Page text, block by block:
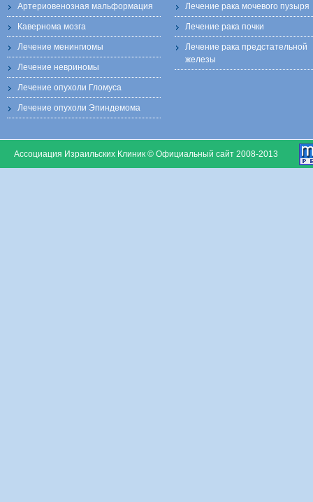
Артериовенозная мальформация
Кавернома мозга
Лечение менингиомы
Лечение невриномы
Лечение опухоли Гломуса
Лечение опухоли Эпиндемома
Лечение рака мочевого пузыря
Лечение рака почки
Лечение рака предстательной
железы
Ассоциация Израильских Клиник © Официальный сайт 2008-2013